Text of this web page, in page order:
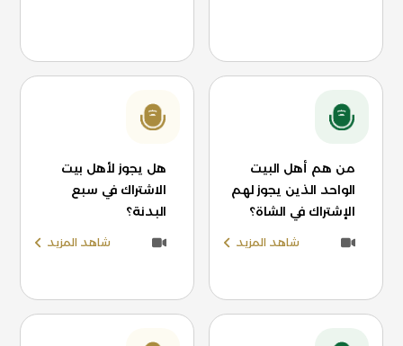
من هم أهل البيت
الواحد الذين يجوز لهم
الإشتراك في الشاة؟
شاهد المزيد
هل يجوز لأهل بيت
الاشتراك في سبع
البدنة؟
شاهد المزيد